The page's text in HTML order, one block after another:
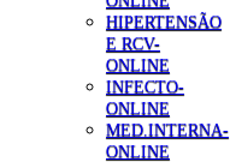
HIPERTENSÃO
E RCV-
ONLINE
INFECTO-
ONLINE
MED.INTERNA-
ONLINE